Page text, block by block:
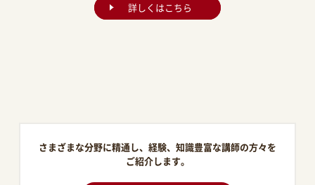
詳しくはこちら
さまざまな分野に精通し、経験、知識豊富な講師の方々を
ご紹介します。